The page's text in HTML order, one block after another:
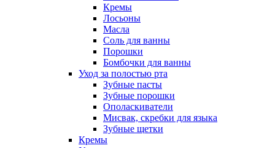
Кремы
Лосьоны
Масла
Соль для ванны
Порошки
Бомбочки для ванны
Уход за полостью рта
Зубные пасты
Зубные порошки
Ополаскиватели
Мисвак, скребки для языка
Зубные щетки
Кремы